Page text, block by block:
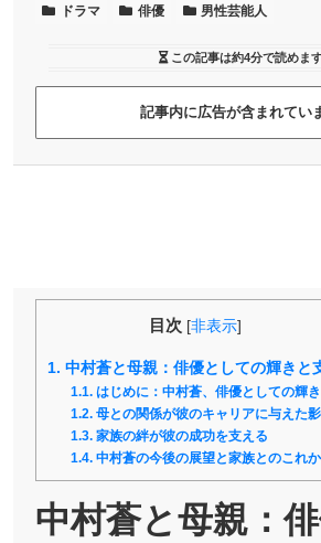
ドラマ 俳優 男性芸能人
この記事は約4分で読めます
記事内に広告が含まれてい
目次 [非表示]
1. 中村蒼と母親：俳優としての輝きと
1.1.はじめに：中村蒼、俳優としての輝き
1.2.母との関係が彼のキャリアに与えた
1.3.家族の絆が彼の成功を支える
1.4.中村蒼の今後の展望と家族とのこれ
中村蒼と母親：